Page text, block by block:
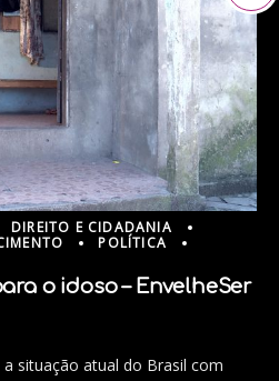
DIREITO E CIDADANIA
POLÍTICA
o idoso – EnvelheSer
situação atual do Brasil com